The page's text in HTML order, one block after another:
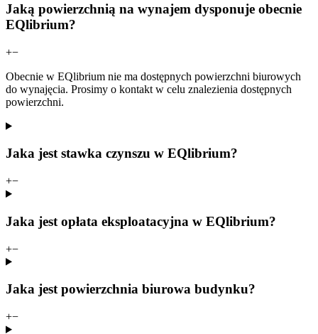
Jaką powierzchnią na wynajem dysponuje obecnie
EQlibrium?
+−
Obecnie w EQlibrium nie ma dostępnych powierzchni biurowych
do wynajęcia. Prosimy o kontakt w celu znalezienia dostępnych
powierzchni.
Jaka jest stawka czynszu w EQlibrium?
+−
Jaka jest opłata eksploatacyjna w EQlibrium?
+−
Jaka jest powierzchnia biurowa budynku?
+−